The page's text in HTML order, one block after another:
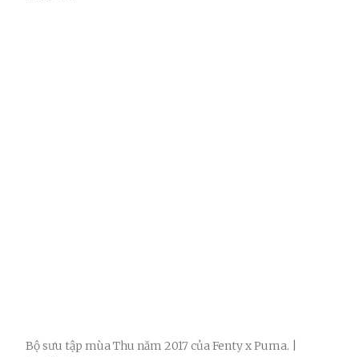
Bộ sưu tập mùa Thu năm 2017 của Fenty x Puma. |